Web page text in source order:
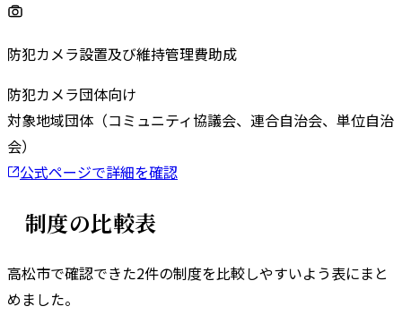
防犯カメラ設置及び維持管理費助成
防犯カメラ団体向け
対象地域団体（コミュニティ協議会、連合自治会、単位自治
会）
公式ページで詳細を確認
制度の比較表
高松市で確認できた2件の制度を比較しやすいよう表にまと
めました。